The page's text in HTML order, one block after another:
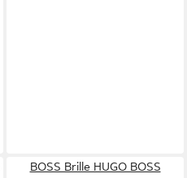
BOSS Brille HUGO BOSS